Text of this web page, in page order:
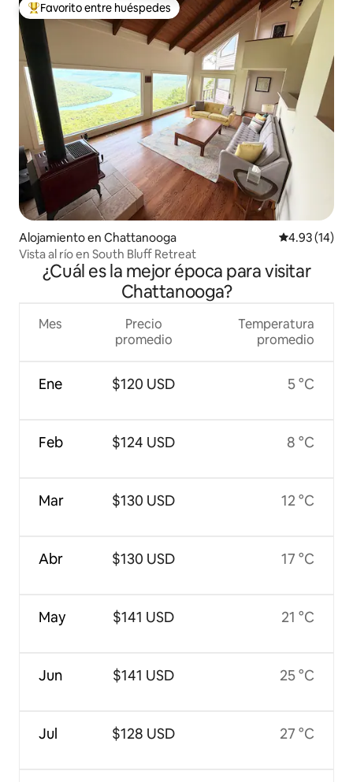
Favorito entre huéspedes preferido
Favorito entre huéspedes
Alojamiento en Chattanooga Calificación
4.93 (14)
Vista al río en South Bluff Retreat
¿Cuál es la mejor época para visitar
Chattanooga?
Mes
Ene
Feb
Mar
Abr
May
Jun
Jul
Precio
promedio
$120 USD
$124 USD
$130 USD
$130 USD
$141 USD
$141 USD
$128 USD
Temperatura
promedio
5 °C
8 °C
12 °C
17 °C
21 °C
25 °C
27 °C